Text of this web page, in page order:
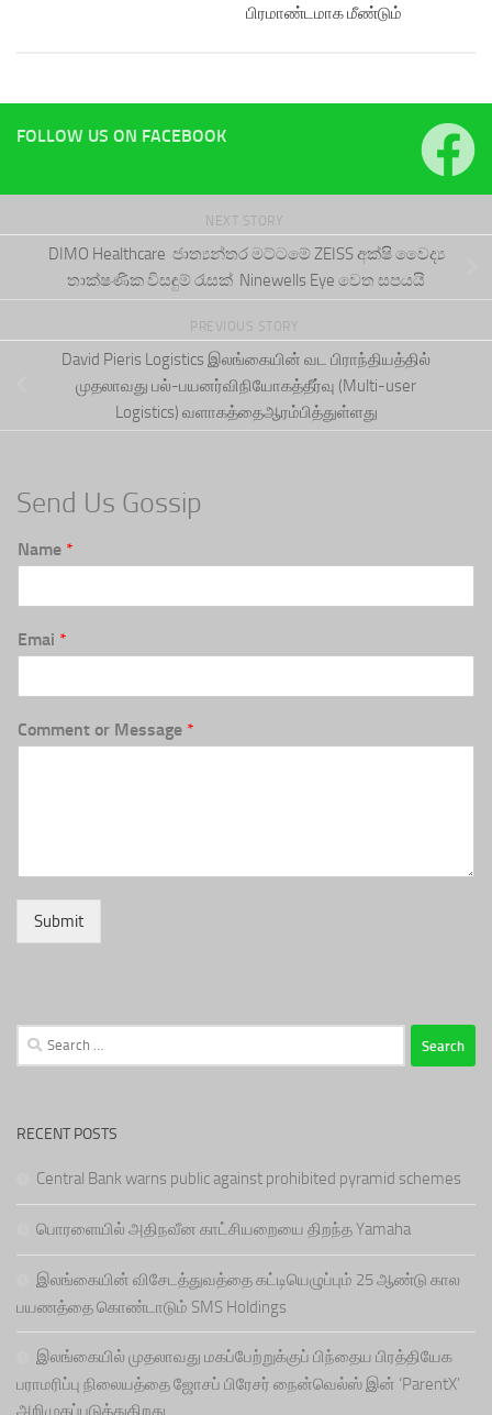
பிரமாண்டமாக மீண்டும்
FOLLOW US ON FACEBOOK
NEXT STORY
DIMO Healthcare ජාත්‍යන්තර මට්ටමේ ZEISS අක්ෂි වෛද්‍ය
තාක්ෂණික විසඳුම් රැසක් Ninewells Eye වෙත සපයයි
PREVIOUS STORY
David Pieris Logistics இலங்கையின் வட பிராந்தியத்தில்
முதலாவது பல்-பயனர்விநியோகத்தீர்வு (Multi-user
Logistics) வளாகத்தைஆரம்பித்துள்ளது
Send Us Gossip
Name *
Emai *
Comment or Message *
Submit
Search
for:
RECENT POSTS
Central Bank warns public against prohibited pyramid schemes
பொரளையில் அதிநவீன காட்சியறையை திறந்த Yamaha
இலங்கையின் விசேடத்துவத்தை கட்டியெழுப்பும் 25 ஆண்டு கால
பயணத்தை கொண்டாடும் SMS Holdings
இலங்கையில் முதலாவது மகப்பேற்றுக்குப் பிந்தைய பிரத்தியேக
பராமரிப்பு நிலையத்தை ஜோசப் பிரேசர் நைன்வெல்ஸ் இன் ‘ParentX’
அறிமுகப்படுத்துகிறது